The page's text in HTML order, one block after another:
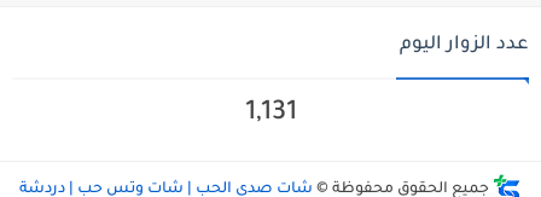
عدد الزوار اليوم
1,131
جميع الحقوق محفوظة © شات صدى الحب | شات وتس حب | دردشة